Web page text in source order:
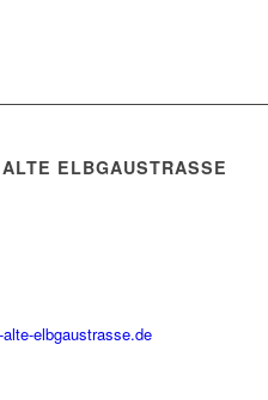
ELBGAUSTRASSE U
elbgaustrasse.de